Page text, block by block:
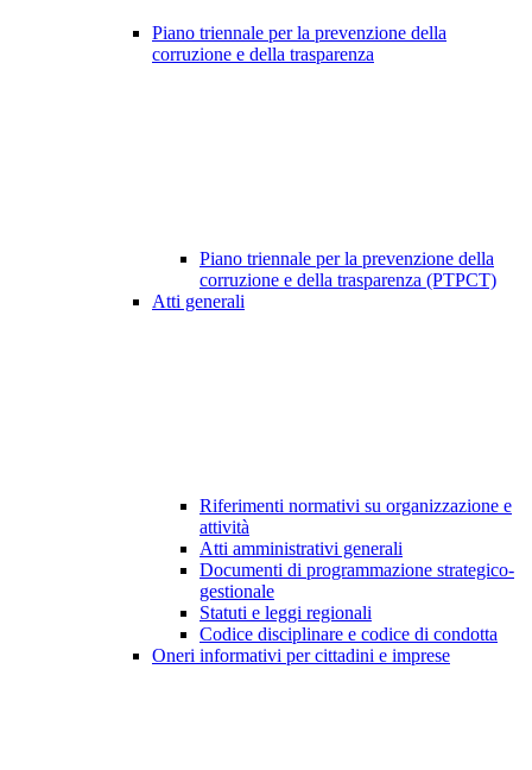
Piano triennale per la prevenzione della
corruzione e della trasparenza
Piano triennale per la prevenzione della
corruzione e della trasparenza (PTPCT)
Atti generali
Riferimenti normativi su organizzazione e
attività
Atti amministrativi generali
Documenti di programmazione strategico-
gestionale
Statuti e leggi regionali
Codice disciplinare e codice di condotta
Oneri informativi per cittadini e imprese